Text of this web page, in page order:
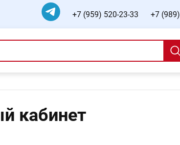
+7 (959) 520-23-33 +7
кабинет